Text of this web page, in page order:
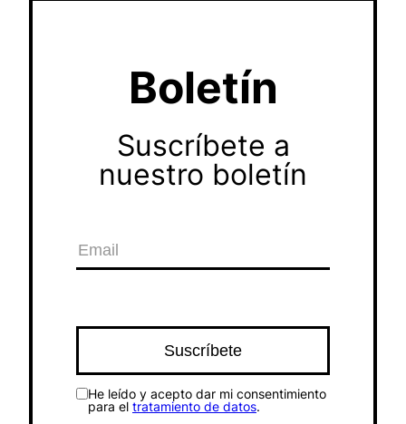
Boletín
Suscríbete a
nuestro boletín
He leído y acepto dar mi consentimiento
para el tratamiento de datos.